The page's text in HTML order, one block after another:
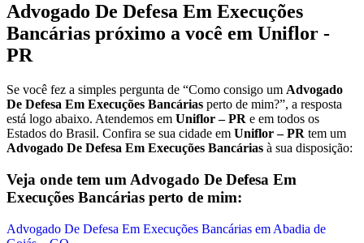
Advogado De Defesa Em Execuções
Bancárias próximo a você em Uniflor -
PR
Se você fez a simples pergunta de “Como consigo um Advogado
De Defesa Em Execuções Bancárias perto de mim?”, a resposta
está logo abaixo. Atendemos em Uniflor – PR e em todos os
Estados do Brasil. Confira se sua cidade em Uniflor – PR tem um
Advogado De Defesa Em Execuções Bancárias à sua disposição:
Veja onde tem um Advogado De Defesa Em
Execuções Bancárias perto de mim:
Advogado De Defesa Em Execuções Bancárias em Abadia de